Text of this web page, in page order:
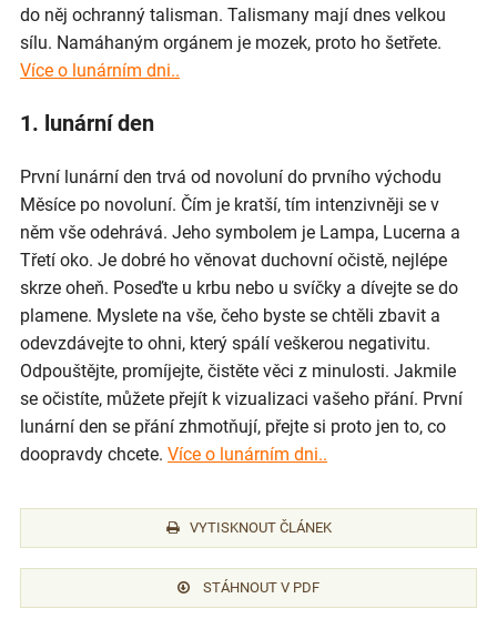
do něj ochranný talisman. Talismany mají dnes velkou
sílu. Namáhaným orgánem je mozek, proto ho šetřete.
Více o lunárním dni..
1. lunární den
První lunární den trvá od novoluní do prvního východu
Měsíce po novoluní. Čím je kratší, tím intenzivněji se v
něm vše odehrává. Jeho symbolem je Lampa, Lucerna a
Třetí oko. Je dobré ho věnovat duchovní očistě, nejlépe
skrze oheň. Poseďte u krbu nebo u svíčky a dívejte se do
plamene. Myslete na vše, čeho byste se chtěli zbavit a
odevzdávejte to ohni, který spálí veškerou negativitu.
Odpouštějte, promíjejte, čistěte věci z minulosti. Jakmile
se očistíte, můžete přejít k vizualizaci vašeho přání. První
lunární den se přání zhmotňují, přejte si proto jen to, co
doopravdy chcete. Více o lunárním dni..
VYTISKNOUT ČLÁNEK
STÁHNOUT V PDF